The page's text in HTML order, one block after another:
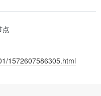
点
1572607586305.html